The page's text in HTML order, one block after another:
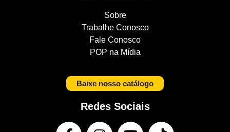
Sobre
Trabalhe Conosco
Fale Conosco
POP na Mídia
Baixe nosso catálogo
Redes Sociais